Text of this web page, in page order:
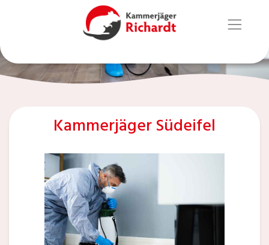
Kammerjäger Südeifel